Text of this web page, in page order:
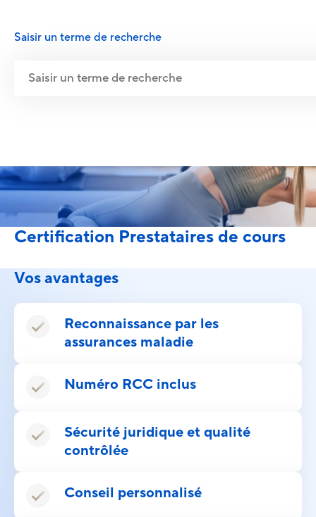
Saisir un terme de recherche
Certification Prestataires de cours
Vos avantages
Reconnaissance par les
assurances maladie
Numéro RCC inclus
Sécurité juridique et qualité
contrôlée
Conseil personnalisé